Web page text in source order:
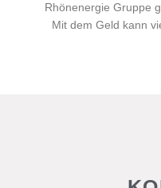
Rhönenergie Gruppe
Mit dem Geld kann